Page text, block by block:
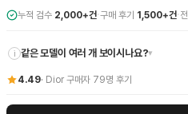
누적 검수 2,000+건·구매 후기 1,500+건·
i 같은 모델이 여러 개 보이시나요?▾
4.49· Dior 구매자 79명 후기